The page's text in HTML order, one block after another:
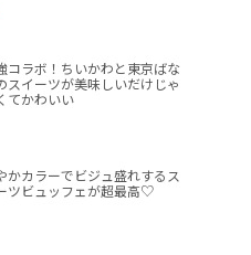
コラボ！ちいかわと東京ばな
スイーツが美味しいだけじゃ
てかわいい
かカラーでビジュ盛れするス
ツビュッフェが超最高♡